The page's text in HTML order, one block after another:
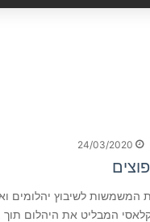
24/03/2020
המשמשות לשיבוץ יהלומים
המבליט את היהלום